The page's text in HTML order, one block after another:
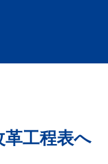
工程表へ